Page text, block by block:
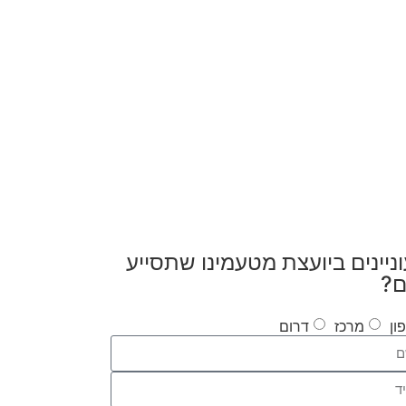
ביועצת מטעמינו שתסייע
מרכז דרום